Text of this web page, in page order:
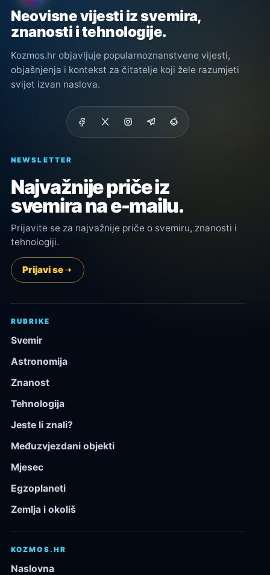
Neovisne vijesti iz svemira,
znanosti i tehnologije.
Kozmos.hr objavljuje popularnoznanstvene vijesti,
objašnjenja i kontekst za čitatelje koji žele razumjeti
svijet izvan naslova.
NEWSLETTER
Najvažnije priče iz
svemira na e-mailu.
Prijavite se za najvažnije priče o svemiru, znanosti i
tehnologiji.
Prijavi se
RUBRIKE
Svemir
Astronomija
Znanost
Tehnologija
Jeste li znali?
Međuzvjezdani objekti
Mjesec
Egzoplaneti
Zemlja i okoliš
KOZMOS.HR
Naslovna